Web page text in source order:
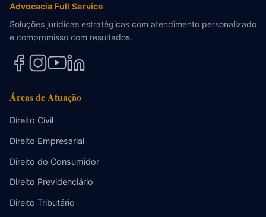
Advocacia Full Service
Soluções jurídicas estratégicas com atendimento personalizado
e compromisso com resultados.
Áreas de Atuação
Direito Civil
Direito Empresarial
Direito do Consumidor
Direito Previdenciário
Direito Tributário